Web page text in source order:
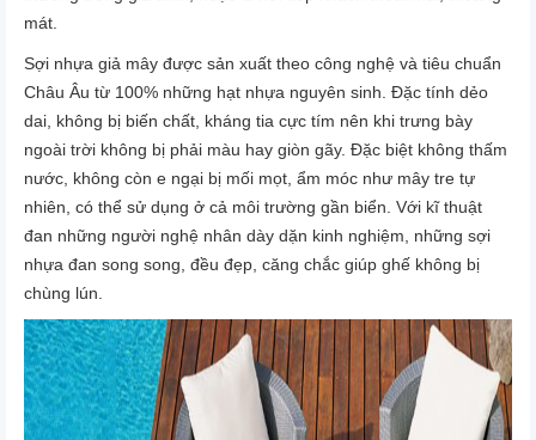
mát.
Sợi nhựa giả mây được sản xuất theo công nghệ và tiêu chuẩn
Châu Âu từ 100% những hạt nhựa nguyên sinh. Đặc tính dẻo
dai, không bị biến chất, kháng tia cực tím nên khi trưng bày
ngoài trời không bị phải màu hay giòn gãy. Đặc biệt không thấm
nước, không còn e ngại bị mối mọt, ẩm móc như mây tre tự
nhiên, có thể sử dụng ở cả môi trường gần biển. Với kĩ thuật
đan những người nghệ nhân dày dặn kinh nghiệm, những sợi
nhựa đan song song, đều đẹp, căng chắc giúp ghế không bị
chùng lún.